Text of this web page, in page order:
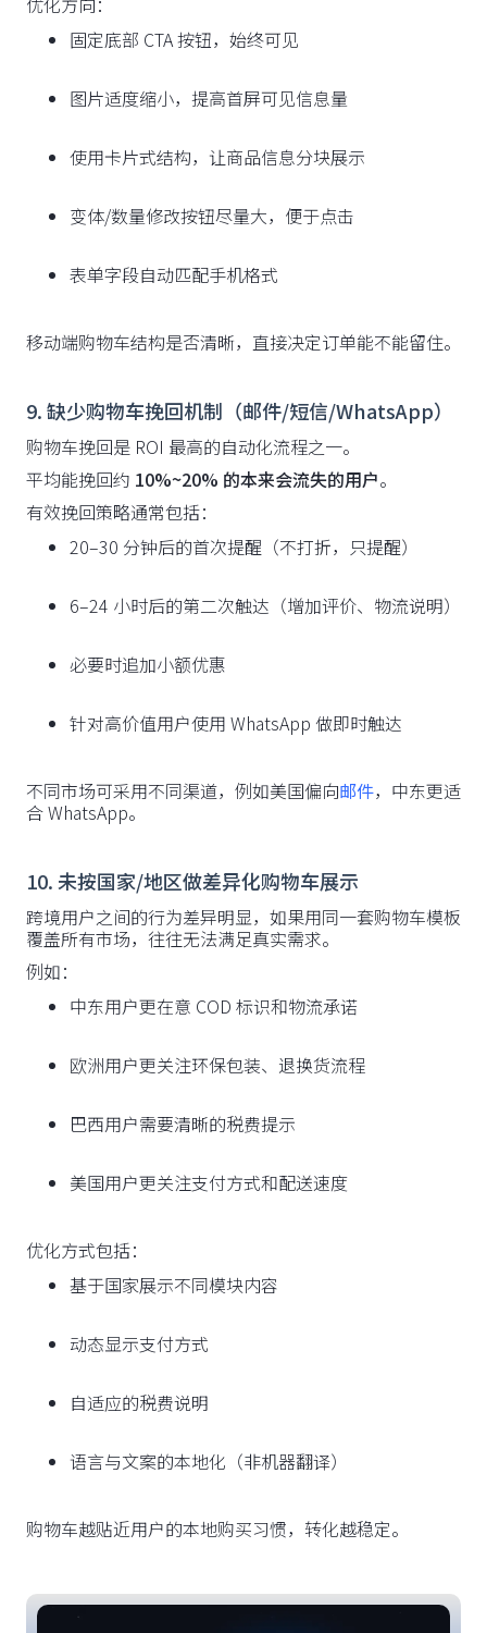
固定底部 CTA 按钮，始终可见
图片适度缩小，提高首屏可见信息量
使用卡片式结构，让商品信息分块展示
变体/数量修改按钮尽量大，便于点击
表单字段自动匹配手机格式
移动端购物车结构是否清晰，直接决定订单能不能留住。
9. 缺少购物车挽回机制（邮件/短信/WhatsApp）
购物车挽回是 ROI 最高的自动化流程之一。
平均能挽回约 10%~20% 的本来会流失的用户。
有效挽回策略通常包括：
20–30 分钟后的首次提醒（不打折，只提醒）
6–24 小时后的第二次触达（增加评价、物流说明）
必要时追加小额优惠
针对高价值用户使用 WhatsApp 做即时触达
不同市场可采用不同渠道，例如美国偏向邮件，中东更适
合 WhatsApp。
10. 未按国家/地区做差异化购物车展示
跨境用户之间的行为差异明显，如果用同一套购物车模板
覆盖所有市场，往往无法满足真实需求。
例如：
中东用户更在意 COD 标识和物流承诺
欧洲用户更关注环保包装、退换货流程
巴西用户需要清晰的税费提示
美国用户更关注支付方式和配送速度
优化方式包括：
基于国家展示不同模块内容
动态显示支付方式
自适应的税费说明
语言与文案的本地化（非机器翻译）
购物车越贴近用户的本地购买习惯，转化越稳定。